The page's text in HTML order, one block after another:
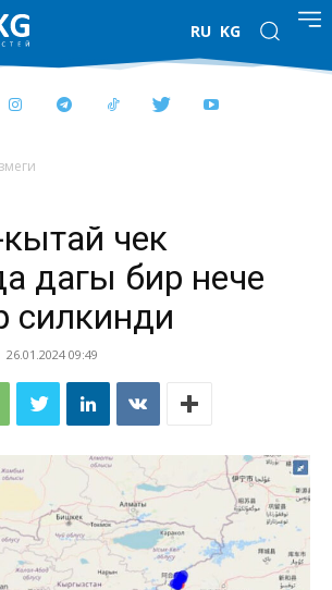
RU KG
чек
дагы бир нече
силкинди
26.01.2024 09:49